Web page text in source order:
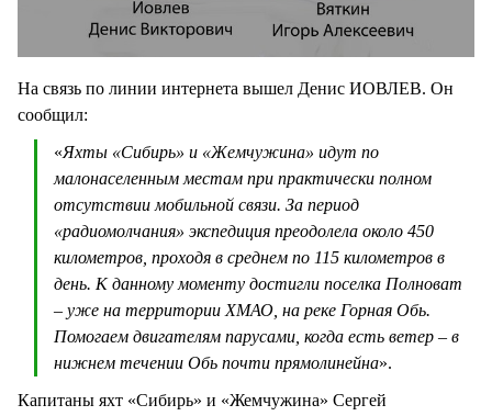
На связь по линии интернета вышел Денис ИОВЛЕВ. Он
сообщил:
«Яхты «Сибирь» и «Жемчужина» идут по
малонаселенным местам при практически полном
отсутствии мобильной связи. За период
«радиомолчания» экспедиция преодолела около 450
километров, проходя в среднем по 115 километров в
день. К данному моменту достигли поселка Полноват
– уже на территории ХМАО, на реке Горная Обь.
Помогаем двигателям парусами, когда есть ветер – в
нижнем течении Обь почти прямолинейна».
Капитаны яхт «Сибирь» и «Жемчужина» Сергей